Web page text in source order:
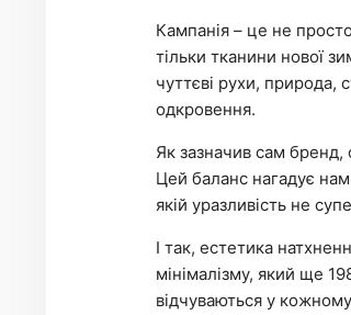
Кампанія – це не
тільки тканини нової
чуттєві рухи,
одкровення.
Як зазначив сам бренд,
Цей баланс нагадує
якій уразливість не
І так, естетика
мінімалізму, який ще
відчуваються у